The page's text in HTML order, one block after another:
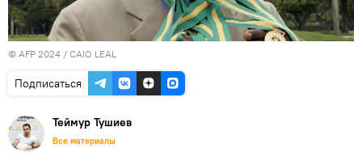
© AFP 2024 / CAIO LEAL
Подписаться
Теймур Тушиев
Все материалы